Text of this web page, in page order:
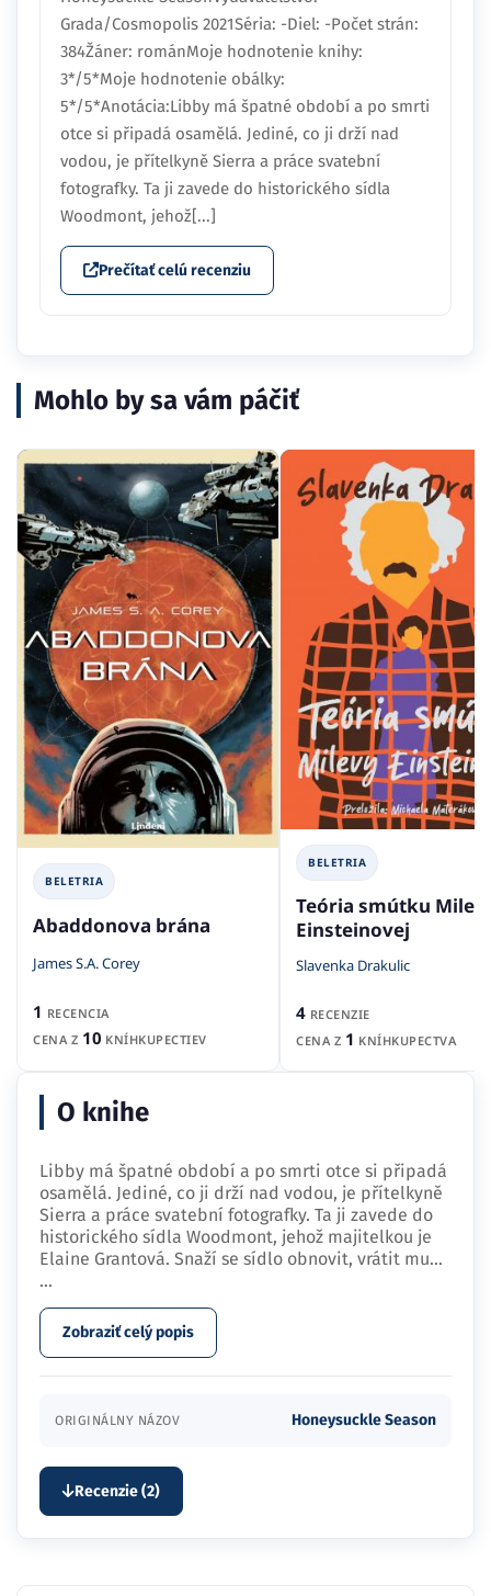
Grada/Cosmopolis 2021Séria: -Diel: -Počet strán:
384Žáner: románMoje hodnotenie knihy:
3*/5*Moje hodnotenie obálky:
5*/5*Anotácia:Libby má špatné období a po smrti
otce si připadá osamělá. Jediné, co ji drží nad
vodou, je přítelkyně Sierra a práce svatební
fotografky. Ta ji zavede do historického sídla
Woodmont, jehož[...]
Prečítať celú recenziu
Mohlo by sa vám páčiť
BELETRIA
Abaddonova brána
James S.A. Corey
1 RECENCIA
CENA Z 10 KNÍHKUPECTIEV
BELETRIA
Teória smútku
Einsteinovej
Slavenka Drakulic
4 RECENZIE
CENA Z 1 KNÍHKUPECTVA
O knihe
Libby má špatné období a po smrti otce si připadá
osamělá. Jediné, co ji drží nad vodou, je přítelkyně
Sierra a práce svatební fotografky. Ta ji zavede do
historického sídla Woodmont, jehož majitelkou je
Elaine Grantová. Snaží se sídlo obnovit, vrátit mu…
...
Zobraziť celý popis
ORIGINÁLNY NÁZOV Honeysuckle Season
Recenzie (2)